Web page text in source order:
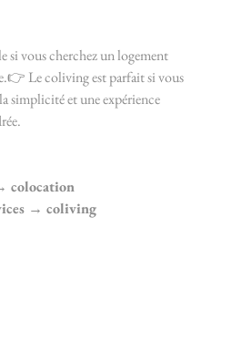
si vous cherchez un logement
Le coliving est parfait si vous
simplicité et une expérience
colocation
→ coliving